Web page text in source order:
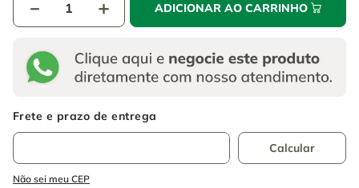
＋
－ ADICIONAR AO CARRINHO
Não sei meu CEP
serra copo